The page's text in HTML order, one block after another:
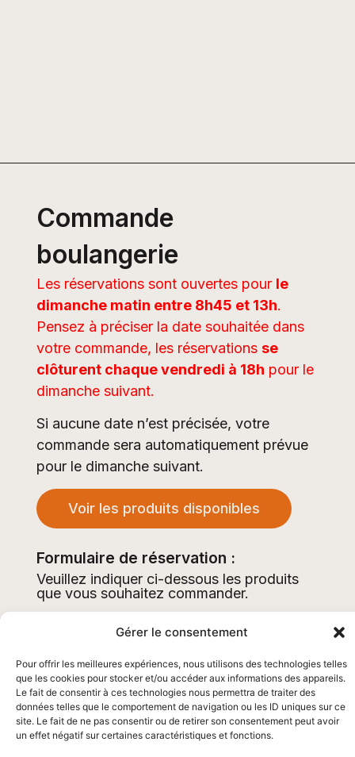
Gérer le consentement
Pour offrir les meilleures expériences, nous utilisons des technologies telles
que les cookies pour stocker et/ou accéder aux informations des appareils.
Le fait de consentir à ces technologies nous permettra de traiter des
données telles que le comportement de navigation ou les ID uniques sur ce
site. Le fait de ne pas consentir ou de retirer son consentement peut avoir
un effet négatif sur certaines caractéristiques et fonctions.
Commande
boulangerie
Les réservations sont ouvertes pour le
dimanche matin entre 8h45 et 13h.
Pensez à préciser la date souhaitée dans
votre commande, les réservations se
clôturent chaque vendredi à 18h pour le
dimanche suivant.
Si aucune date n’est précisée, votre
commande sera automatiquement prévue
pour le dimanche suivant.
Voir les produits disponibles
Formulaire de réservation :
Veuillez indiquer ci-dessous les produits
que vous souhaitez commander.
Andouillé-
Neuville
Pour nous
contacter